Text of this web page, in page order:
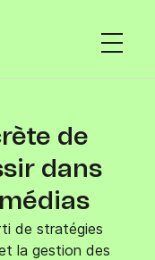
de
dans
de stratégies
la gestion des